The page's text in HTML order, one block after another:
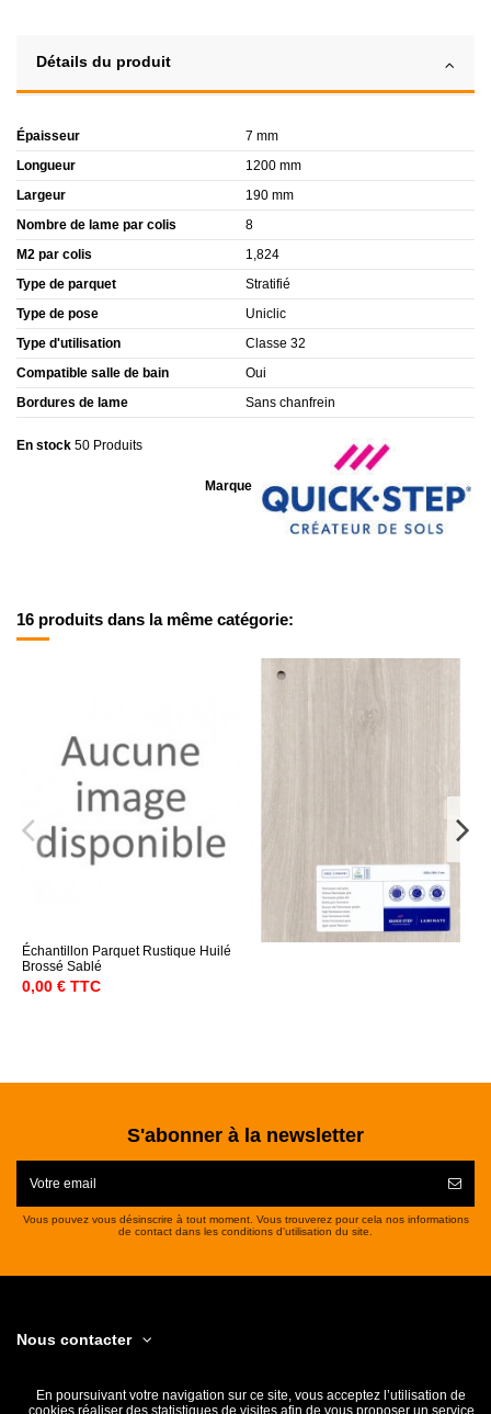
Détails du produit
Épaisseur
7 mm
Longueur
1200 mm
Largeur
190 mm
Nombre de lame par colis
8
M2 par colis
1,824
Type de parquet
Stratifié
Type de pose
Uniclic
Type d'utilisation
Classe 32
Compatible salle de bain
Oui
Bordures de lame
Sans chanfrein
Marque
En stock 50 Produits
16 produits dans la même catégorie:
Échantillon Parquet Rustique Huilé
Brossé Sablé
0,00 € TTC
S'abonner à la newsletter
Vous pouvez vous désinscrire à tout moment. Vous trouverez pour cela nos informations
de contact dans les conditions d'utilisation du site.
Nous contacter
En poursuivant votre navigation sur ce site, vous acceptez l’utilisation de